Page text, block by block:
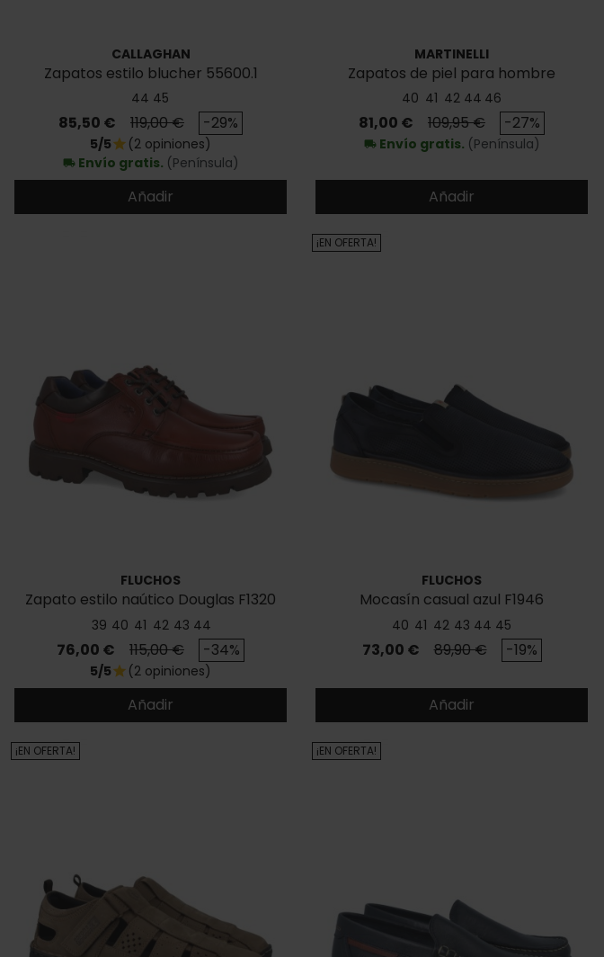
CALLAGHAN
Zapatos estilo blucher 55600.1
44 45
Precio
85,50 € Precio base
119,00 € -29%
5/5star (2 opiniones)
local_shipping Envío gratis. (Península)
Añadir
MARTINELLI
Zapatos de piel para hombre
Martinelli 1689-2885 E1
40 41 42 44 46
Precio
81,00 € Precio base
109,95 € -27%
local_shipping Envío gratis. (Península)
Añadir
FLUCHOS
Zapato estilo naútico Douglas F1320
39 40 41 42 43 44
Precio
76,00 € Precio base
115,00 € -34%
5/5star (2 opiniones)
Añadir
FLUCHOS
Mocasín casual azul F1946
40 41 42 43 44 45
Precio
73,00 € Precio base
89,90 € -19%
¡EN OFERTA!
Añadir
¡EN OFERTA! ¡EN OFERTA!